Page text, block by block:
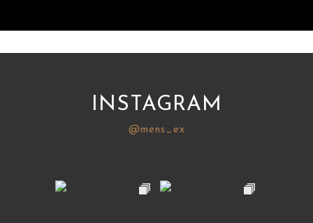
INSTAGRAM
@mens_ex